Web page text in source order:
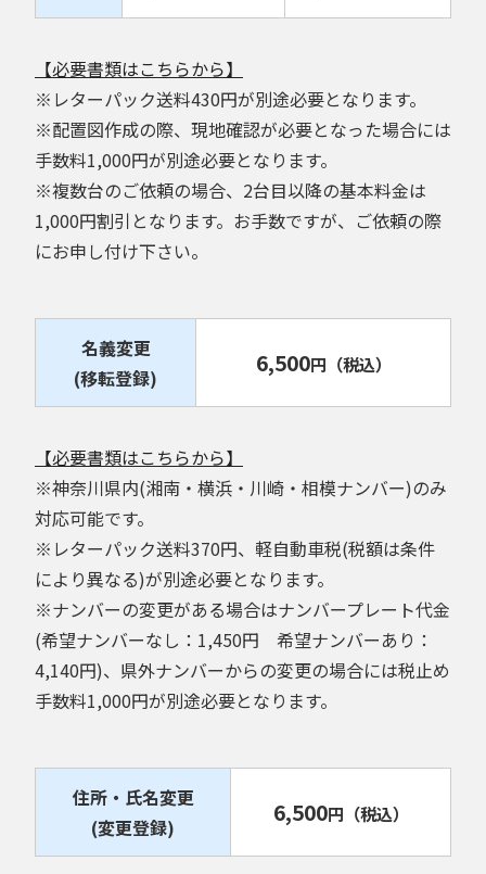
【必要書類はこちらから】
※レターパック送料430円が別途必要となります。
※配置図作成の際、現地確認が必要となった場合には
手数料1,000円が別途必要となります。
※複数台のご依頼の場合、2台目以降の基本料金は
1,000円割引となります。お手数ですが、ご依頼の際
にお申し付け下さい。
名義変更
(移転登録)
6,500円 （税込）
【必要書類はこちらから】
※神奈川県内(湘南・横浜・川崎・相模ナンバー)のみ
対応可能です。
※レターパック送料370円、軽自動車税(税額は条件
により異なる)が別途必要となります。
※ナンバーの変更がある場合はナンバープレート代金
(希望ナンバーなし：1,450円 希望ナンバーあり：
4,140円)、県外ナンバーからの変更の場合には税止め
手数料1,000円が別途必要となります。
住所・氏名変更
(変更登録)
6,500円 （税込）